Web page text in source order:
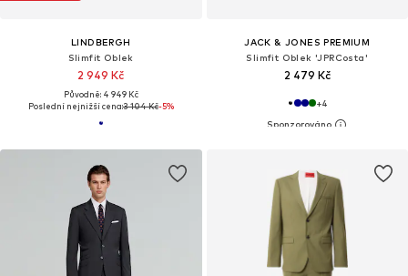
LINDBERGH
Slimfit Oblek
2 949 Kč
Původně: 4 949 Kč
Poslední nejnižší cena:3 104 Kč-5%
JACK & JONES PREMIUM
Slimfit Oblek 'JPRCosta'
2 479 Kč
+4